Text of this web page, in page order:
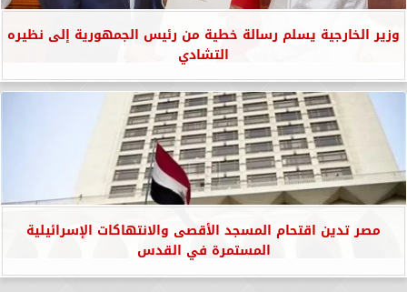
وزير الخارجية يسلم رسالة خطية من رئيس الجمهورية إلى نظيره
التشادي
مصر تدين اقتحام المسجد الأقصى والانتهاكات الإسرائيلية
المستمرة في القدس